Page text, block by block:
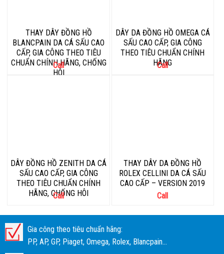
THAY DÂY ĐỒNG HỒ
BLANCPAIN DA CÁ SẤU CAO
CẤP, GIA CÔNG THEO TIÊU
CHUẨN CHÍNH HÃNG, CHỐNG
HÔI
Call
DÂY DA ĐỒNG HỒ OMEGA CÁ
SẤU CAO CẤP, GIA CÔNG
THEO TIÊU CHUẨN CHÍNH
HÃNG
Call
DÂY ĐỒNG HỒ ZENITH DA CÁ
SẤU CAO CẤP, GIA CÔNG
THEO TIÊU CHUẨN CHÍNH
HÃNG, CHỐNG HÔI
Call
THAY DÂY DA ĐỒNG HỒ
ROLEX CELLINI DA CÁ SẤU
CAO CẤP – VERSION 2019
Call
Gia công theo tiêu chuẩn hãng:
PP, AP, GP, Piaget, Omega, Rolex, Blancpain...